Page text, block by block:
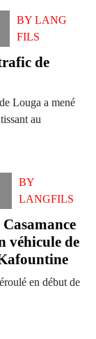
BYLANG
FILS
de
Louga a mené
au
BY
LANGFILS
Casamance
véhicule de
en début de